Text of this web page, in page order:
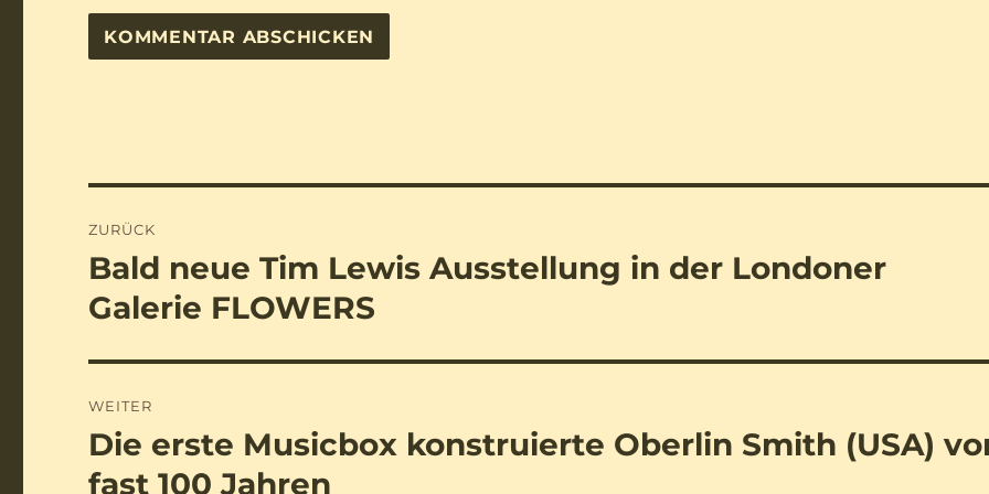
ZURÜCK
Vorheriger
Beitrag:
Bald neue Tim Lewis Ausstellung in der Londoner
Galerie FLOWERS
WEITER
Nächster
Beitrag:
Die erste Musicbox konstruierte Oberlin Smith (USA)
fast 100 Jahren